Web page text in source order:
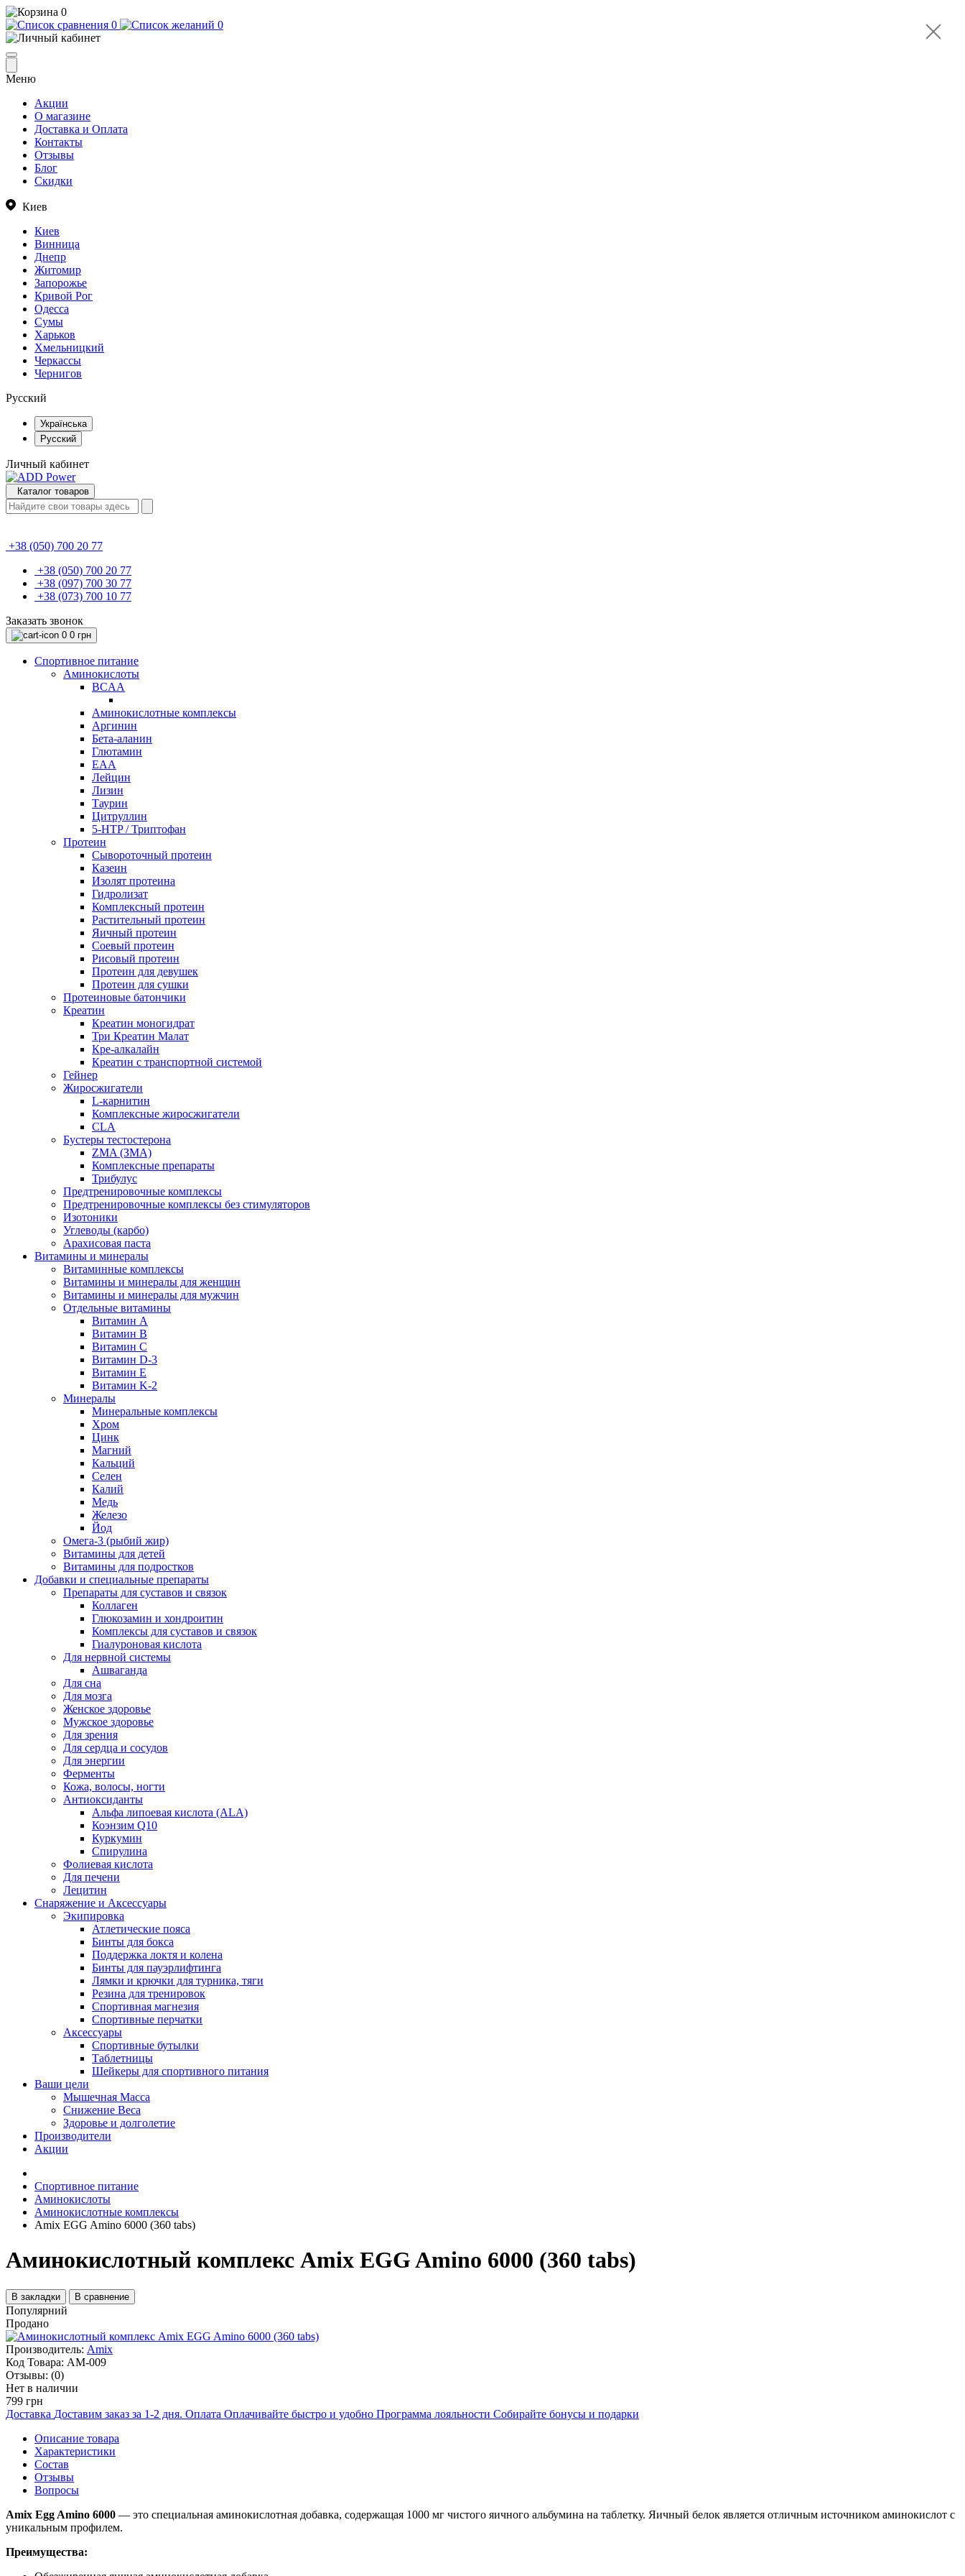
0
0
0
Меню
Акции
О магазине
Доставка и Оплата
Контакты
Отзывы
Блог
Скидки
Киев
Киев
Винница
Днепр
Житомир
Запорожье
Кривой Рог
Одесса
Сумы
Харьков
Хмельницкий
Черкассы
Чернигов
Русский
Українська
Русский
Личный кабинет
Каталог товаров
+38 (050) 700 20 77
+38 (050) 700 20 77
+38 (097) 700 30 77
+38 (073) 700 10 77
Заказать звонок
0 0 грн
Спортивное питание
Аминокислоты
BCAA
Аминокислотные комплексы
Аргинин
Бета-аланин
Глютамин
EAA
Лейцин
Лизин
Таурин
Цитруллин
5-HTP / Триптофан
Протеин
Сывороточный протеин
Казеин
Изолят протеина
Гидролизат
Комплексный протеин
Растительный протеин
Яичный протеин
Соевый протеин
Рисовый протеин
Протеин для девушек
Протеин для сушки
Протеиновые батончики
Креатин
Креатин моногидрат
Три Креатин Малат
Кре-алкалайн
Креатин с транспортной системой
Гейнер
Жиросжигатели
L-карнитин
Комплексные жиросжигатели
CLA
Бустеры тестостерона
ZMA (ЗМА)
Комплексные препараты
Трибулус
Предтренировочные комплексы
Предтренировочные комплексы без стимуляторов
Изотоники
Углеводы (карбо)
Арахисовая паста
Витамины и минералы
Витаминные комплексы
Витамины и минералы для женщин
Витамины и минералы для мужчин
Отдельные витамины
Витамин А
Витамин B
Витамин C
Витамин D-3
Витамин Е
Витамин K-2
Минералы
Минеральные комплексы
Хром
Цинк
Магний
Кальций
Селен
Калий
Медь
Железо
Йод
Омега-3 (рыбий жир)
Витамины для детей
Витамины для подростков
Добавки и специальные препараты
Препараты для суставов и связок
Коллаген
Глюкозамин и хондроитин
Комплексы для суставов и связок
Гиалуроновая кислота
Для нервной системы
Ашваганда
Для сна
Для мозга
Женское здоровье
Мужское здоровье
Для зрения
Для сердца и сосудов
Для энергии
Ферменты
Кожа, волосы, ногти
Антиоксиданты
Альфа липоевая кислота (ALA)
Коэнзим Q10
Куркумин
Спирулина
Фолиевая кислота
Для печени
Лецитин
Снаряжение и Аксессуары
Экипировка
Атлетические пояса
Бинты для бокса
Поддержка локтя и колена
Бинты для пауэрлифтинга
Лямки и крючки для турника, тяги
Резина для тренировок
Спортивная магнезия
Спортивные перчатки
Аксессуары
Спортивные бутылки
Таблетницы
Шейкеры для спортивного питания
Ваши цели
Мышечная Масса
Снижение Веса
Здоровье и долголетие
Производители
Акции
Спортивное питание
Аминокислоты
Аминокислотные комплексы
Amix EGG Amino 6000 (360 tabs)
Аминокислотный комплекс Amix EGG Amino 6000 (360 tabs)
В закладки В сравнение
Популярний
Продано
Производитель: Amix
Код Товара: AM-009
Отзывы: (0)
Нет в наличии
799 грн
Доставка Доставим заказ за 1-2 дня. Оплата Оплачивайте быстро и удобно Программа лояльности Собирайте бонусы и подарки
Описание товара
Характеристики
Состав
Отзывы
Вопросы
Amix Egg Amino 6000 — это специальная аминокислотная добавка, содержащая 1000 мг чистого яичного альбумина на таблетку. Яичный белок является отличным источником аминокислот с
уникальным профилем.
Преимущества: